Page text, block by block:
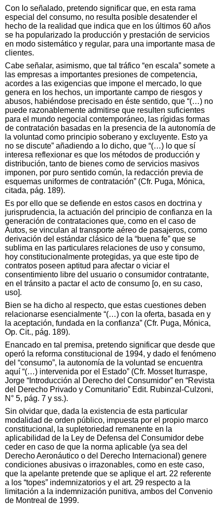
Con lo señalado, pretendo significar que, en esta rama
especial del consumo, no resulta posible desatender el
hecho de la realidad que indica que en los últimos 60 años
se ha popularizado la producción y prestación de servicios
en modo sistemático y regular, para una importante masa de
clientes.
Cabe señalar, asimismo, que tal tráfico “en escala” somete a
las empresas a importantes presiones de competencia,
acordes a las exigencias que impone el mercado, lo que
genera en los hechos, un importante campo de riesgos y
abusos, habiéndose precisado en éste sentido, que “(…) no
puede razonablemente admitirse que resulten suficientes
para el mundo negocial contemporáneo, las rígidas formas
de contratación basadas en la presencia de la autonomía de
la voluntad como principio soberano y excluyente. Esto ya
no se discute” añadiendo a lo dicho, que “(…) lo que sí
interesa reflexionar es que los métodos de producción y
distribución, tanto de bienes como de servicios masivos
imponen, por puro sentido común, la redacción previa de
esquemas uniformes de contratación” (Cfr. Puga, Mónica,
citada, pág. 189).
Es por ello que se defiende en estos casos en doctrina y
jurisprudencia, la actuación del principio de confianza en la
generación de contrataciones que, como en el caso de
Autos, se vinculan al transporte aéreo de pasajeros, como
derivación del estándar clásico de la “buena fe” que se
sublima en las particulares relaciones de uso y consumo,
hoy constitucionalmente protegidas, ya que este tipo de
contratos poseen aptitud para afectar o viciar el
consentimiento libre del usuario o consumidor contratante,
en el tránsito a pactar el acto de consumo [o, en su caso,
uso].
Bien se ha dicho al respecto, que estas cuestiones deben
relacionarse esencialmente “(…) con la oferta, basada en y
la aceptación, fundada en la confianza” (Cfr. Puga, Mónica,
Op. Cit., pág. 189).
Enancado en tal premisa, pretendo significar que desde que
operó la reforma constitucional de 1994, y dado el fenómeno
del “consumo”, la autonomía de la voluntad se encuentra
aquí “(…) intervenida por el Estado” (Cfr. Mosset Iturraspe,
Jorge “Introducción al Derecho del Consumidor” en “Revista
del Derecho Privado y Comunitario” Edit. Rubinzal-Culzoni,
N° 5, pág. 7 y ss.).
Sin olvidar que, dada la existencia de esta particular
modalidad de orden público, impuesta por el propio marco
constitucional, la supletoriedad remanente en la
aplicabilidad de la Ley de Defensa del Consumidor debe
ceder en caso de que la norma aplicable (ya sea del
Derecho Aeronáutico o del Derecho Internacional) genere
condiciones abusivas o irrazonables, como en este caso,
que la apelante pretende que se aplique el art. 22 referente
a los “topes” indemnizatorios y el art. 29 respecto a la
limitación a la indemnización punitiva, ambos del Convenio
de Montreal de 1999.